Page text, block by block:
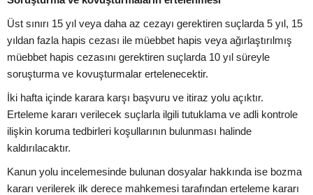
Üst sınırı 15 yıl veya daha az cezayı gerektiren suçlarda 5 yıl, 15
yıldan fazla hapis cezası ile müebbet hapis veya ağırlaştırılmış
müebbet hapis cezasını gerektiren suçlarda 10 yıl süreyle
soruşturma ve kovuşturmalar ertelenecektir.
İki hafta içinde karara karşı başvuru ve itiraz yolu açıktır.
Erteleme kararı verilecek suçlarla ilgili tutuklama ve adli kontrole
ilişkin koruma tedbirleri koşullarının bulunması halinde
kaldırılacaktır.
Kanun yolu incelemesinde bulunan dosyalar hakkında ise bozma
kararı verilerek ilk derece mahkemesi tarafından erteleme kararı